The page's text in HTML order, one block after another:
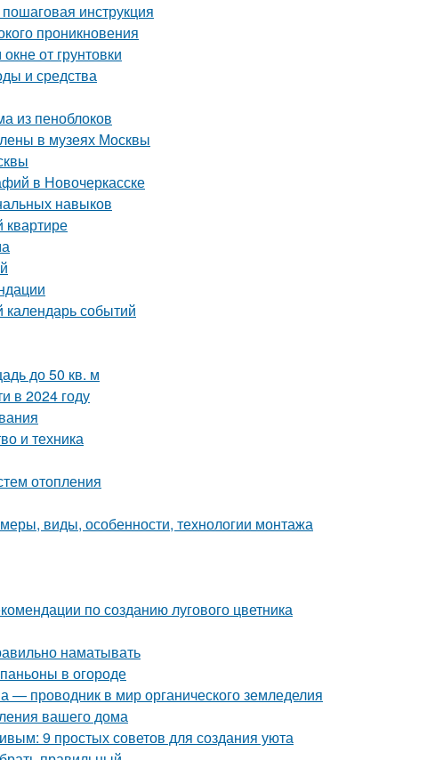
инструкция
проникновения
от грунтовки
и средства
из пеноблоков
в музеях Москвы
в Новочеркасске
навыков
квартире
событий
до 50 кв. м
в 2024 году
и техника
отопления
виды, особенности, технологии монтажа
по созданию лугового цветника
наматывать
в огороде
— проводник в мир органического земледелия
вашего дома
9 простых советов для создания уюта